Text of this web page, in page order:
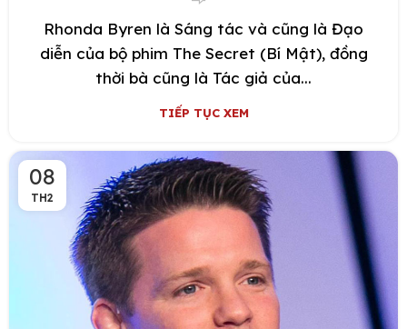
Rhonda Byren là Sáng tác và cũng là Đạo
diễn của bộ phim The Secret (Bí Mật), đồng
thời bà cũng là Tác giả của...
TIẾP TỤC XEM
08
TH2